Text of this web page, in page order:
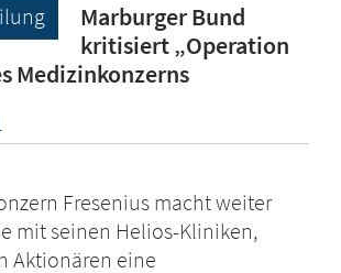
Marburger Bund
kritisiert „Operation
Medizinkonzerns
Fresenius macht weiter
mit seinen Helios-Kliniken,
Aktionären eine